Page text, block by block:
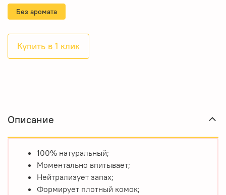
Купить в 1 клик
Без аромата
Описание
100% натуральный;
Моментально впитывает;
Нейтрализует запах;
Формирует плотный комок;